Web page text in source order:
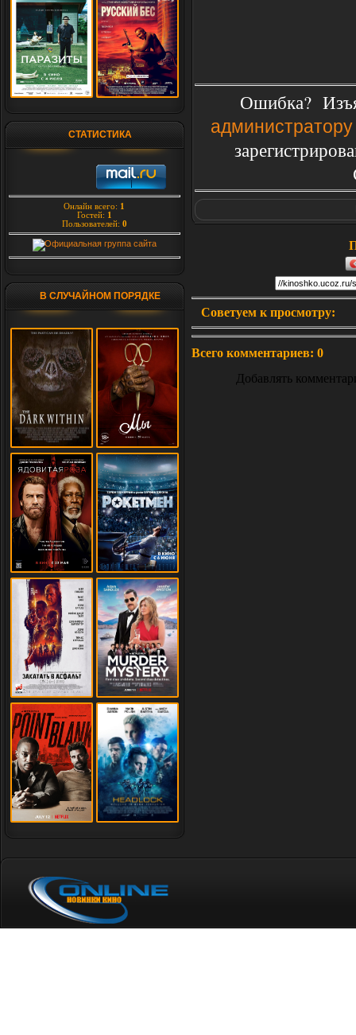
СТАТИСТИКА
Онлайн всего: 1
Гостей: 1
Пользователей: 0
В СЛУЧАЙНОМ ПОРЯДКЕ
Ошибка?
администратору
Советуем к просмотру:
Всего комментариев: 0
Добавлять